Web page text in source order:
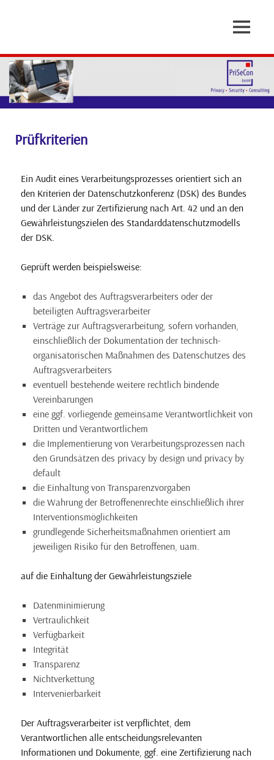
Audits
MENÜ
Prüfkriterien
Ein Audit eines Verarbeitungsprozesses orientiert sich an
den Kriterien der Datenschutzkonferenz (DSK) des Bundes
und der Länder zur Zertifizierung nach Art. 42 und an den
Gewährleistungszielen des Standarddatenschutzmodells
der DSK.
Geprüft werden beispielsweise:
das Angebot des Auftragsverarbeiters oder der
beteiligten Auftragsverarbeiter
Verträge zur Auftragsverarbeitung, sofern vorhanden,
einschließlich der Dokumentation der technisch-
organisatorischen Maßnahmen des Datenschutzes des
Auftragsverarbeiters
eventuell bestehende weitere rechtlich bindende
Vereinbarungen
eine ggf. vorliegende gemeinsame Verantwortlichkeit von
Dritten und Verantwortlichem
die Implementierung von Verarbeitungsprozessen nach
den Grundsätzen des privacy by design und privacy by
default
die Einhaltung von Transparenzvorgaben
die Wahrung der Betroffenenrechte einschließlich ihrer
Interventionsmöglichkeiten
grundlegende Sicherheitsmaßnahmen orientiert am
jeweiligen Risiko für den Betroffenen, uam.
auf die Einhaltung der Gewährleistungsziele
Datenminimierung
Vertraulichkeit
Verfügbarkeit
Integrität
Transparenz
Nichtverkettung
Intervenierbarkeit
Der Auftragsverarbeiter ist verpflichtet, dem
Verantwortlichen alle entscheidungsrelevanten
Informationen und Dokumente, ggf. eine Zertifizierung nach